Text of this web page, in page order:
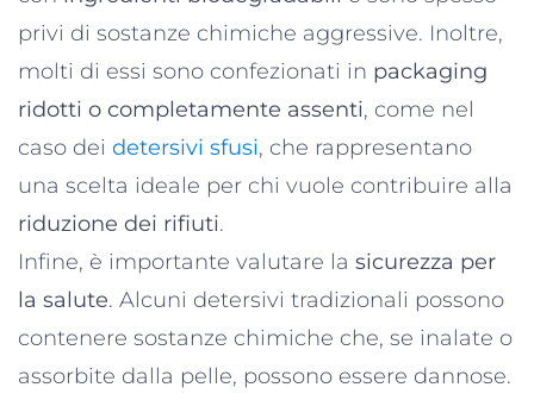
privi di sostanze chimiche aggressive. Inoltre,
molti di essi sono confezionati in packaging
ridotti o completamente assenti, come nel
caso dei detersivi sfusi, che rappresentano
una scelta ideale per chi vuole contribuire alla
riduzione dei rifiuti.
Infine, è importante valutare la sicurezza per
la salute. Alcuni detersivi tradizionali possono
contenere sostanze chimiche che, se inalate o
assorbite dalla pelle, possono essere dannose.